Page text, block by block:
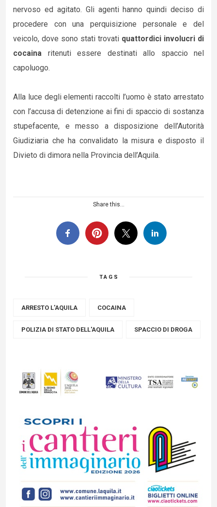
nervoso ed agitato. Gli agenti hanno quindi deciso di
procedere con una perquisizione personale e del
veicolo, dove sono stati trovati quattordici involucri di
cocaina ritenuti essere destinati allo spaccio nel
capoluogo.
Alla luce degli elementi raccolti l’uomo è stato arrestato
con l’accusa di detenzione ai fini di spaccio di sostanza
stupefacente, e messo a disposizione dell’Autorità
Giudiziaria che ha convalidato la misura e disposto il
Divieto di dimora nella Provincia dell’Aquila.
Share this...
TAGS
ARRESTO L'AQUILA COCAINA
POLIZIA DI STATO DELL'AQUILA SPACCIO DI DROGA